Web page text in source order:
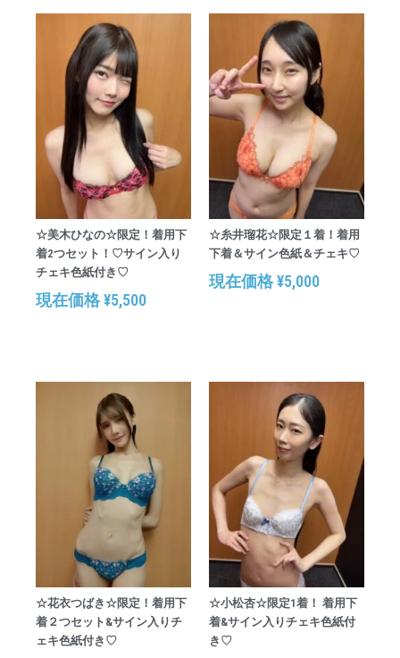
☆美木ひなの☆限定！着用下
着2つセット！♡サイン入り
チェキ色紙付き♡
現在価格¥5,500
☆糸井瑠花☆限定１着！着用
下着＆サイン色紙＆チェキ♡
現在価格¥5,000
☆花衣つばき☆限定！着用下
着２つセット&サイン入りチ
ェキ色紙付き♡
☆小松杏☆限定1着！ 着用下
着&サイン入りチェキ色紙付
き♡